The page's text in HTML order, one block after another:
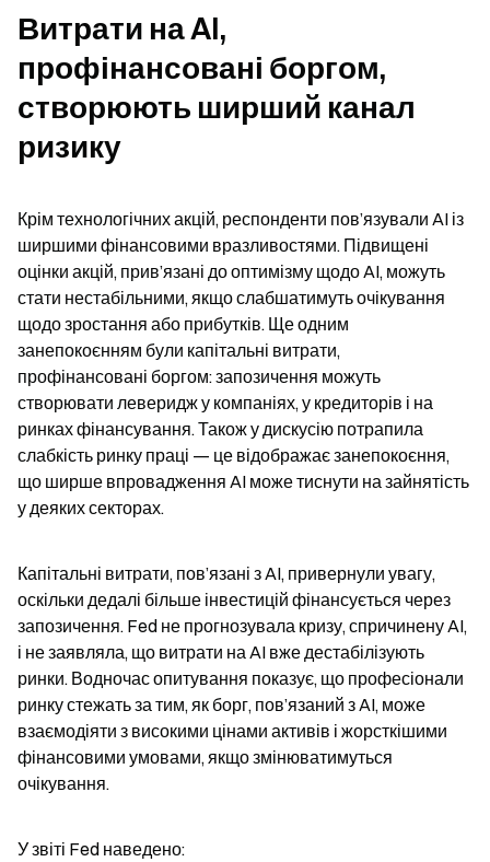
Витрати на AI,
профінансовані боргом,
створюють ширший канал
ризику
Крім технологічних акцій, респонденти пов’язували AI із
ширшими фінансовими вразливостями. Підвищені
оцінки акцій, прив’язані до оптимізму щодо AI, можуть
стати нестабільними, якщо слабшатимуть очікування
щодо зростання або прибутків. Ще одним
занепокоєнням були капітальні витрати,
профінансовані боргом: запозичення можуть
створювати леверидж у компаніях, у кредиторів і на
ринках фінансування. Також у дискусію потрапила
слабкість ринку праці — це відображає занепокоєння,
що ширше впровадження AI може тиснути на зайнятість
у деяких секторах.
Капітальні витрати, пов’язані з AI, привернули увагу,
оскільки дедалі більше інвестицій фінансується через
запозичення. Fed не прогнозувала кризу, спричинену AI,
і не заявляла, що витрати на AI вже дестабілізують
ринки. Водночас опитування показує, що професіонали
ринку стежать за тим, як борг, пов’язаний з AI, може
взаємодіяти з високими цінами активів і жорсткішими
фінансовими умовами, якщо змінюватимуться
очікування.
У звіті Fed наведено: